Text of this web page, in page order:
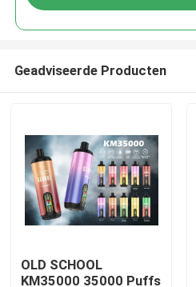
Geadviseerde Producten
OLD SCHOOL
KM35000 35000 Puffs